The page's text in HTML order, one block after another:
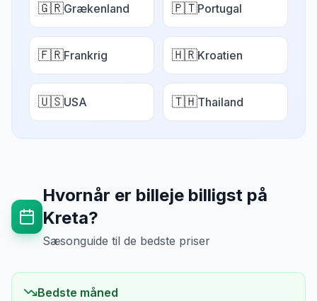
🇬🇷Grækenland 🇵🇹Portugal
🇫🇷Frankrig 🇭🇷Kroatien
🇺🇸USA 🇹🇭Thailand
Hvornår er billeje billigst på
Kreta?
Sæsonguide til de bedste priser
Bedste måned